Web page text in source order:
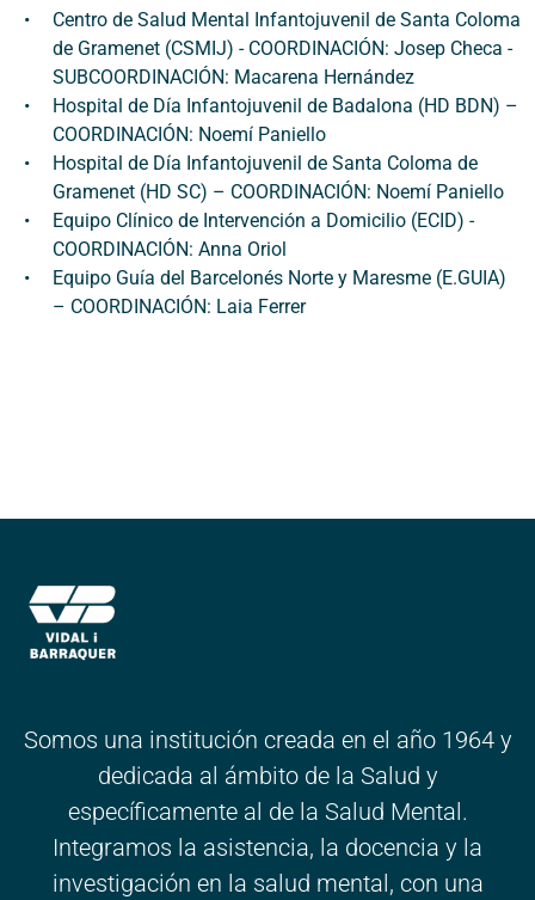
Centro de Salud Mental Infantojuvenil de Santa Coloma
de Gramenet (CSMIJ) - COORDINACIÓN: Josep Checa -
SUBCOORDINACIÓN: Macarena Hernández
Hospital de Día Infantojuvenil de Badalona (HD BDN) –
COORDINACIÓN: Noemí Paniello
Hospital de Día Infantojuvenil de Santa Coloma de
Gramenet (HD SC) – COORDINACIÓN: Noemí Paniello
Equipo Clínico de Intervención a Domicilio (ECID) -
COORDINACIÓN: Anna Oriol
Equipo Guía del Barcelonés Norte y Maresme (E.GUIA)
– COORDINACIÓN: Laia Ferrer
Somos una institución creada en el año 1964 y
dedicada al ámbito de la Salud y
específicamente al de la Salud Mental.
Integramos la asistencia, la docencia y la
investigación en la salud mental, con una